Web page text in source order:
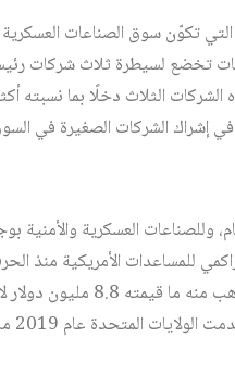
من 600 شركة، وهي الشركات التي تكوّن سوق
في إشراك الشركات الصغيرة في
وللصناعات العسكرية والأمنية
للمساعدات الأمريكية منذ
على ذلك فقد كان حجم المساعدات عام